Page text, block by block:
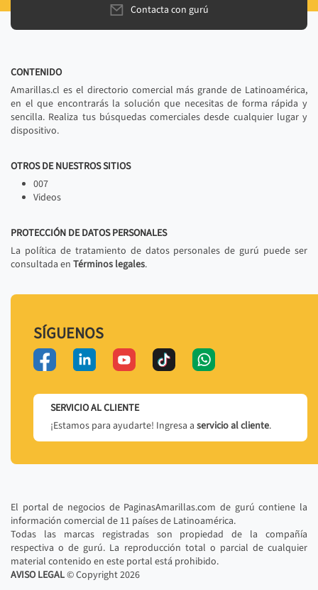
Contacta con gurú
CONTENIDO
Amarillas.cl es el directorio comercial más grande de Latinoamérica,
en el que encontrarás la solución que necesitas de forma rápida y
sencilla. Realiza tus búsquedas comerciales desde cualquier lugar y
dispositivo.
OTROS DE NUESTROS SITIOS
007
Videos
PROTECCIÓN DE DATOS PERSONALES
La política de tratamiento de datos personales de gurú puede ser
consultada en Términos legales.
SÍGUENOS
SERVICIO AL CLIENTE
¡Estamos para ayudarte! Ingresa a servicio al cliente.
El portal de negocios de PaginasAmarillas.com de gurú contiene la
información comercial de 11 países de Latinoamérica.
Todas las marcas registradas son propiedad de la compañía
respectiva o de gurú. La reproducción total o parcial de cualquier
material contenido en este portal está prohibido.
AVISO LEGAL© Copyright2026